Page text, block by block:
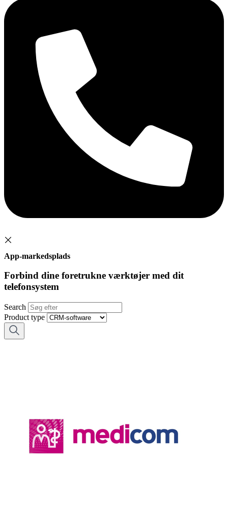
App-markedsplads
Forbind dine foretrukne værktøjer med dit
telefonsystem
Search
Product type